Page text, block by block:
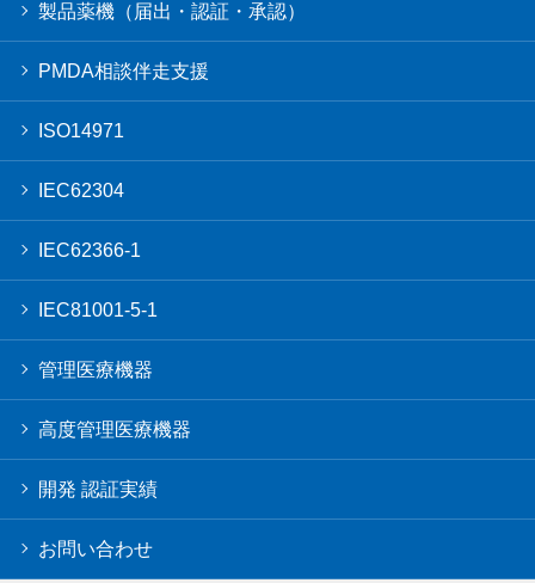
製品薬機（届出・認証・承認）
PMDA相談伴走支援
ISO14971
IEC62304
IEC62366-1
IEC81001-5-1
管理医療機器
高度管理医療機器
開発 認証実績
お問い合わせ